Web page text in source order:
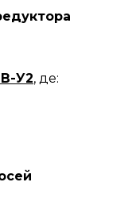
У2, де: